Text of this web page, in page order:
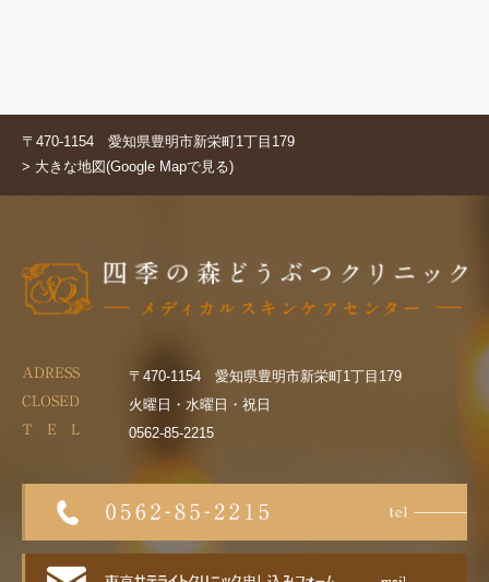
〒470-1154 愛知県豊明市新栄町1丁目179
> 大きな地図(Google Mapで見る)
ADRESS 〒470-1154 愛知県豊明市新栄町1丁目179
CLOSED 火曜日・水曜日・祝日
T E L 0562-85-2215